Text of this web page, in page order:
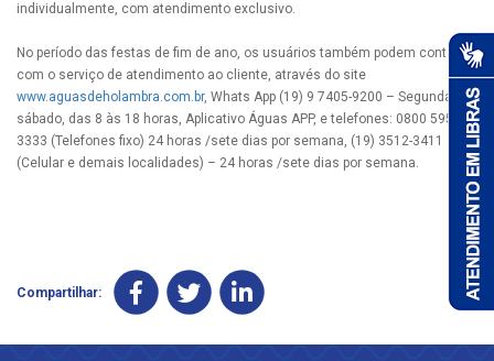
individualmente, com atendimento exclusivo.
No período das festas de fim de ano, os usuários também podem contar
com o serviço de atendimento ao cliente, através do site
www.aguasdeholambra.com.br, Whats App (19) 9 7405-9200 – Segunda a
sábado, das 8 às 18 horas, Aplicativo Águas APP, e telefones: 0800 595
3333 (Telefones fixo) 24 horas /sete dias por semana, (19) 3512-3411
(Celular e demais localidades) – 24 horas /sete dias por semana.
Compartilhar: